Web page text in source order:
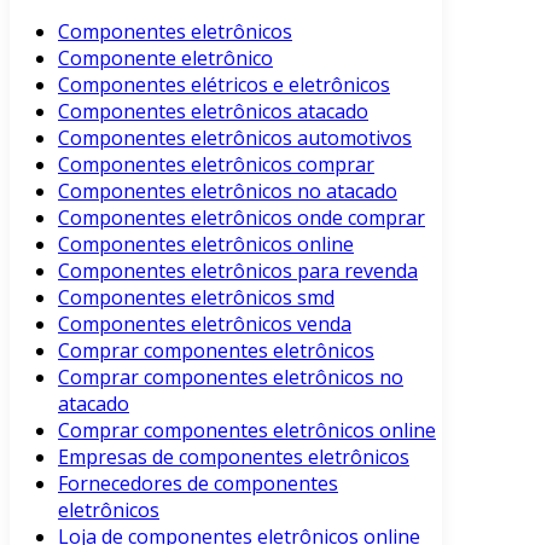
Componentes eletrônicos
Componente eletrônico
Componentes elétricos e eletrônicos
Componentes eletrônicos atacado
Componentes eletrônicos automotivos
Componentes eletrônicos comprar
Componentes eletrônicos no atacado
Componentes eletrônicos onde comprar
Componentes eletrônicos online
Componentes eletrônicos para revenda
Componentes eletrônicos smd
Componentes eletrônicos venda
Comprar componentes eletrônicos
Comprar componentes eletrônicos no
atacado
Comprar componentes eletrônicos online
Empresas de componentes eletrônicos
Fornecedores de componentes
eletrônicos
Loja de componentes eletrônicos online